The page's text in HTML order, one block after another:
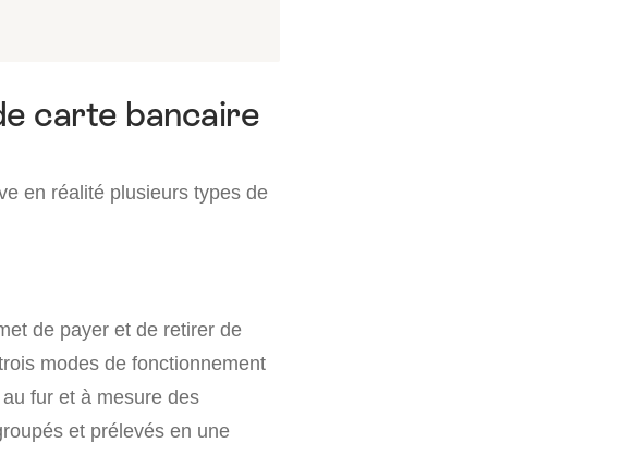
carte bancaire
en réalité plusieurs types de
de payer et de retirer de
modes de fonctionnement
fur et à mesure des
et prélevés en une